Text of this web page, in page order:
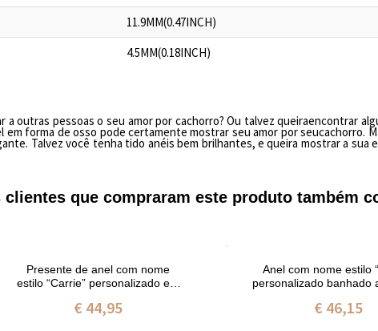
11.9MM(0.47INCH)
4.5MM(0.18INCH)
a outras pessoaso seu amor por cachorro? Ou talvezqueiraencontrar
em forma de osso podecertamente mostrar seu amor por seucachorro.
Talvez você tenha tido anéisbem brilhantes, e queira mostrara sua
clientes que compraram este produto também
Presente de anel com nome
estilo “Carrie” personalizado em
€ 44,95
Anel com nome estilo
personalizado banhado
€ 46,15